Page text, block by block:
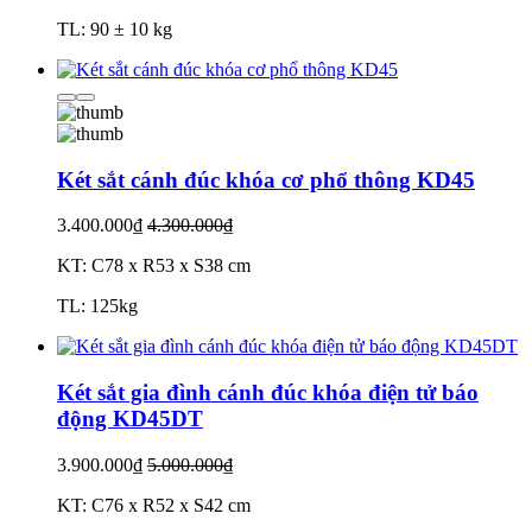
TL: 90 ± 10 kg
Két sắt cánh đúc khóa cơ phổ thông KD45
3.400.000₫ 4.300.000₫
KT: C78 x R53 x S38 cm
TL: 125kg
Két sắt gia đình cánh đúc khóa điện tử báo
động KD45DT
3.900.000₫ 5.000.000₫
KT: C76 x R52 x S42 cm